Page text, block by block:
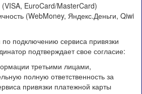
EuroCard/MasterCard)
(WebMoney, Яндекс.Деньги, Qiwi
подключению сервиса привязки
подтверждает свое согласие:
третьими лицами,
полную ответственность за
привязки платежной карты